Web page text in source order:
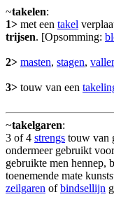
~takelen:
1> met een takel
trijsen. [Opsomming:
2> masten, stagen,
3> touw van een
~takelgaren:
3 of 4 strengs touw van
ondermeer gebruikt
gebruikte men hennep,
toenemende mate
zeilgaren ofbindsellijn